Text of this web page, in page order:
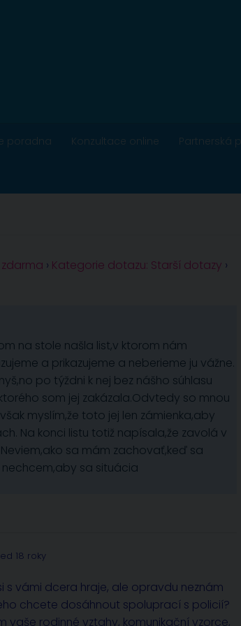
poradna Konzultace online Partnerská
› Kategorie dotazu: Starší dotazy ›
na stole našla list,v ktorom nám
a prikazujeme a neberieme ju vážne.
po týždni k nej bez nášho súhlasu
som jej zakázala.Odvtedy so mnou
myslím,že toto jej len zámienka,aby
Na konci listu totiž napísala,že zavolá v
sa mám zachovať,keď sa
nechcem,aby sa situácia
18 roky
s vámi dcera hraje, ale opravdu neznám
chcete dosáhnout spoluprací s policií?
vaše rodinné vztahy, komunikační vzorce,